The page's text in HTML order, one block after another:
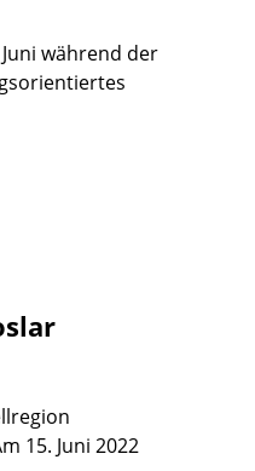
während der
15. Juni 2022